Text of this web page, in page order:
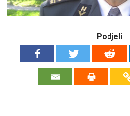
Podjeli